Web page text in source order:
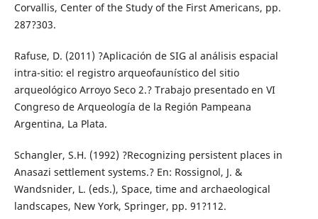
Corvallis, Center of the Study of the First Americans, pp.
287?303.
Rafuse, D. (2011) ?Aplicación de SIG al análisis espacial
intra-sitio: el registro arqueofaunístico del sitio
arqueológico Arroyo Seco 2.? Trabajo presentado en VI
Congreso de Arqueología de la Región Pampeana
Argentina, La Plata.
Schangler, S.H. (1992) ?Recognizing persistent places in
Anasazi settlement systems.? En: Rossignol, J. &
Wandsnider, L. (eds.), Space, time and archaeological
landscapes, New York, Springer, pp. 91?112.